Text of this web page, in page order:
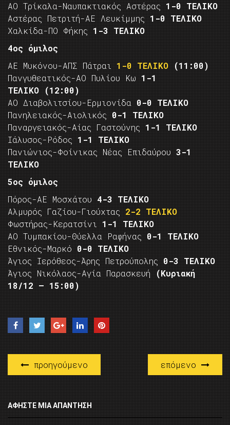
ΑΟ Τρίκαλα-Ναυπακτιακός Αστέρας 1-0 ΤΕΛΙΚΟ
Αστέρας Πετριτή-ΑΕ Λευκίμμης 1-0 ΤΕΛΙΚΟ
Χαλκίδα-ΠΟ Φήκης 1-3 ΤΕΛΙΚΟ
4ος όμιλος
ΑΕ Μυκόνου-ΑΠΣ Πάτραι
1-0 ΤΕΛΙΚΟ
(11:00)
Πανγυθεατικός-ΑΟ Πυλίου Κω 1-1
ΤΕΛΙΚΟ
(12:00)
ΑΟ Διαβολιτσίου-Ερμιονίδα 0-0 ΤΕΛΙΚΟ
Πανηλειακός-Αιολικός 0-1 ΤΕΛΙΚΟ
Παναργειακός-Αίας Γαστούνης 1-1 ΤΕΛΙΚΟ
Ιάλυσος-Ρόδος 1-1 ΤΕΛΙΚΟ
Πανιώνιος-Φοίνικας Νέας Επιδαύρου 3-1
ΤΕΛΙΚΟ
5ος όμιλος
Πόρος-ΑΕ Μοσχάτου 4-3 ΤΕΛΙΚΟ
Αλμυρός Γαζίου-Γιούχτας 2-2 ΤΕΛΙΚΟ
Φωστήρας-Κερατσίνι 1-1 ΤΕΛΙΚΟ
ΑΟ Τυμπακίου-Θύελλα Ραφήνας 0-1 ΤΕΛΙΚΟ
Εθνικός-Μαρκό 0-0 ΤΕΛΙΚΟ
Άγιος Ιερόθεος-Άρης Πετρούπολης 0-3 ΤΕΛΙΚΟ
Άγιος Νικόλαος-Αγία Παρασκευή
(Κυριακή
18/12 – 15:00)
προηγούμενο επόμενο
ΑΦΉΣΤΕ ΜΙΑ ΑΠΆΝΤΗΣΗ